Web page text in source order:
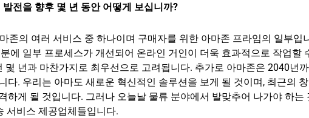
전을 향후 몇 년 동안 어떻게 보십니까?
존의 여러 서비스 중 하나이며 구매자를 위한 아마존 프라임의 일부입
에 일부 프로세스가 개선되어 온라인 거인이 더욱 효과적으로 작업할
몇 년과 마찬가지로 최우선으로 고려됩니다. 추가로 아마존은 2040년
다. 우리는 아마도 새로운 혁신적인 솔루션을 보게 될 것이며, 최근의
하게 될 것입니다. 그러나 오늘날 물류 분야에서 발맞추어 나가야 하는
서비스 제공업체들입니다.